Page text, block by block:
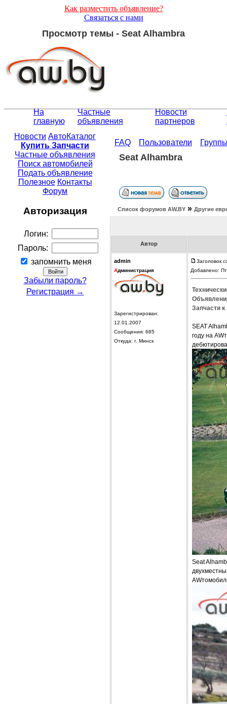
Как разместить объявление?
Связаться с нами
Просмотр темы - Seat Alhambra
На
главную
Частные
объявления
Новости
партнеров
Новости АвтоКаталог
Купить Запчасти
Частные объявления
Поиск автомобилей
Подать объявление
Полезное Контакты
Форум
Авторизация
Логин:
Пароль:
запомнить меня
Забыли пароль?
Регистрация →
FAQ Пользователи
Seat Alhambra
Список форумов АW.BY » Другие
Автор
admin
Администрация
Зарегистрирован:
12.01.2007
Сообщения: 685
Откуда: г. Минск
Заголовок
Добавлено:
Запчасти
SEAT
году на
Seat